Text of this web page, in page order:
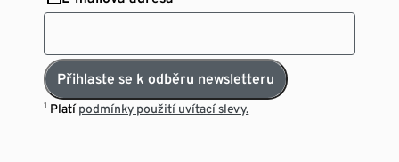
Přihlaste se k odběru newsletteru
¹ Platípodmínky použití uvítací slevy.